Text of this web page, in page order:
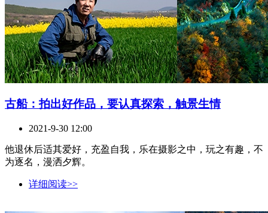
古船：拍出好作品，要认真探索，触景生情
2021-9-30 12:00
他退休后适其爱好，充盈自我，乐在摄影之中，玩之有趣，不
为逐名，漫洒夕辉。
详细阅读>>